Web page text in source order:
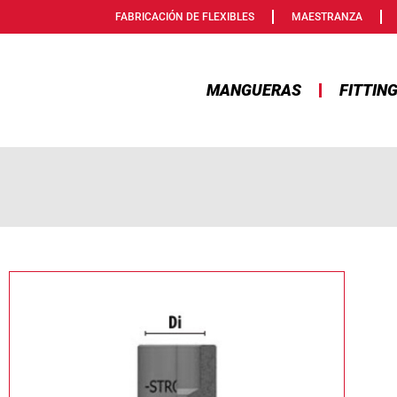
FABRICACIÓN DE FLEXIBLES MAESTRANZA
MANGUERAS